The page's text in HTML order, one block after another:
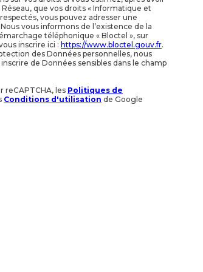
que vos droits « Informatique et
vous pouvez adresser une
vous informons de l’existence de la
téléphonique « Bloctel », sur
inscrire ici : https://www.bloctel.gouv.fr.
des Données personnelles, nous
de Données sensibles dans le champ
reCAPTCHA, les Politiques de
Conditions d'utilisation de Google